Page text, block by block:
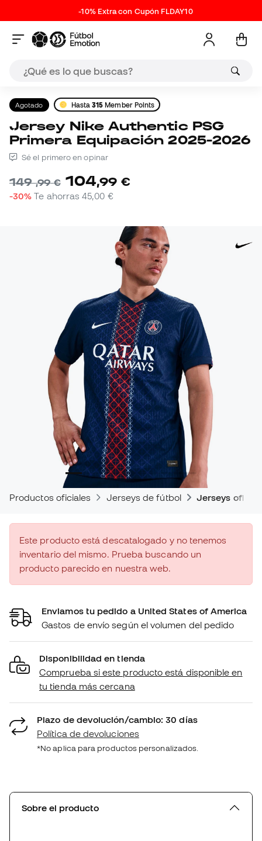
-10% Extra con Cupón FLDAY10
Agotado Hasta315 Member Points
Jersey Nike Authentic PSG
Primera Equipación 2025-2026
Sé el primero en opinar
149,99 € 104,99 €
-30% Te ahorras45,00 €
Productos oficiales Jerseys de fútbol Jerseys
Este producto está descatalogado y no tenemos
inventario del mismo. Prueba buscando un
producto parecido en nuestra web.
Enviamos tu pedido a United States of America
Gastos de envío según el volumen del pedido
Disponibilidad en tienda
Comprueba si este producto está disponible en
tu tienda más cercana
Plazo de devolución/cambio: 30 días
Política de devoluciones
*No aplica para productos personalizados.
Sobre el producto